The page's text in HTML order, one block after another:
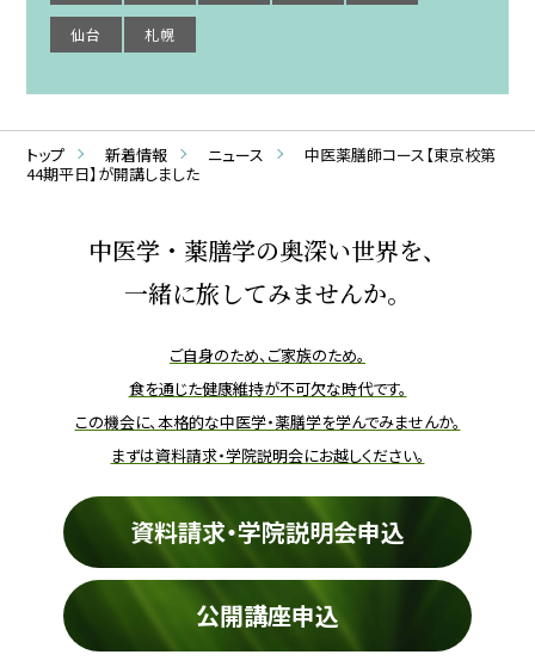
仙台 札幌
トップ 新着情報 ニュース
中医薬膳師コース【東京校第
44期平日】が開講しました
中医学・薬膳学の奥深い世界を、
一緒に旅してみませんか。
ご自身のため、ご家族のため。
食を通じた健康維持が不可欠な時代です。
この機会に、本格的な中医学・薬膳学を学んでみませんか。
まずは資料請求・学院説明会にお越しください。
資料請求・学院説明会申込
公開講座申込